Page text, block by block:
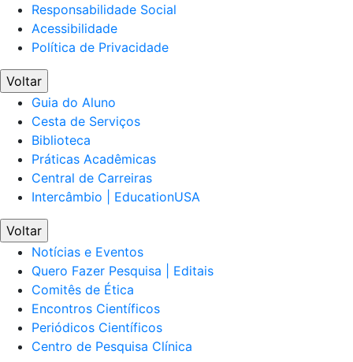
Responsabilidade Social
Acessibilidade
Política de Privacidade
Voltar
Guia do Aluno
Cesta de Serviços
Biblioteca
Práticas Acadêmicas
Central de Carreiras
Intercâmbio | EducationUSA
Voltar
Notícias e Eventos
Quero Fazer Pesquisa | Editais
Comitês de Ética
Encontros Científicos
Periódicos Científicos
Centro de Pesquisa Clínica